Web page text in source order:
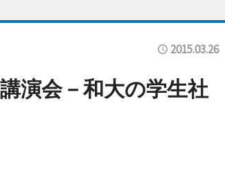
2015.03.26
演会－和大の学生社